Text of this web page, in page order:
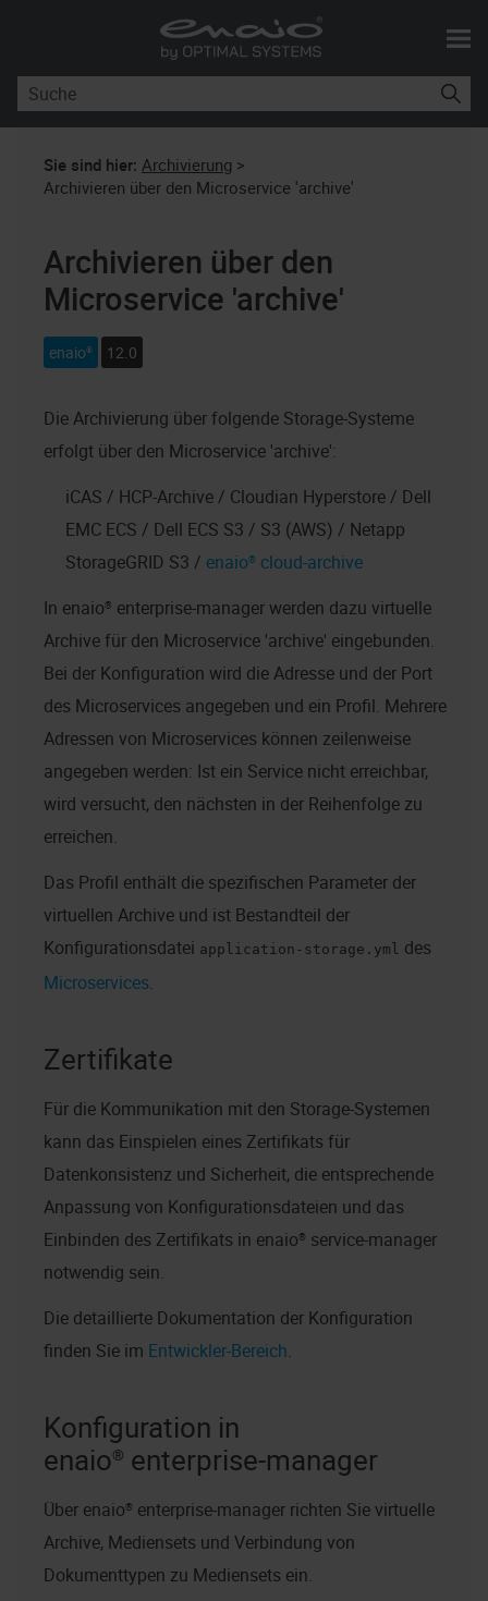
Skip To Main Content
Sie sind hier: Archivierung >
Archivieren über den Microservice 'archive'
Archivieren über den
Microservice 'archive'
enaio® 12.0
Die Archivierung über folgende Storage-Systeme
erfolgt über den Microservice 'archive':
iCAS / HCP-Archive / Cloudian Hyperstore / Dell
EMC ECS / Dell ECS S3 / S3 (AWS) / Netapp
StorageGRID S3 / enaio® cloud-archive
In enaio® enterprise-managerwerden dazu virtuelle
Archive für den Microservice 'archive' eingebunden.
Bei der Konfiguration wird die Adresse und der Port
des Microservices angegeben und ein Profil. Mehrere
Adressen von Microservices können zeilenweise
angegeben werden: Ist ein Service nicht erreichbar,
wird versucht, den nächsten in der Reihenfolge zu
erreichen.
Das Profil enthält die spezifischen Parameter der
virtuellen Archive und ist Bestandteil der
Konfigurationsdatei application-storage.yml des
Microservices.
Zertifikate
Für die Kommunikation mit den Storage-Systemen
kann das Einspielen eines Zertifikats für
Datenkonsistenz und Sicherheit, die entsprechende
Anpassung von Konfigurationsdateien und das
Einbinden des Zertifikats in enaio® service-manager
notwendig sein.
Die detaillierte Dokumentation der Konfiguration
finden Sie im Entwickler-Bereich.
Konfiguration in
enaio® enterprise-manager
Über enaio® enterprise-manager richten Sie virtuelle
Archive, Mediensets und Verbindung von
Dokumenttypen zu Mediensets ein.